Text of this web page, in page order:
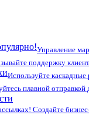
Управление
поддержку
Используйте
плавной
Создайте